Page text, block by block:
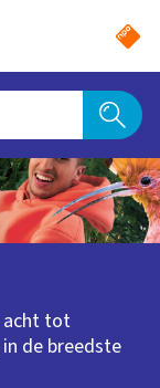
acht tot
de breedste